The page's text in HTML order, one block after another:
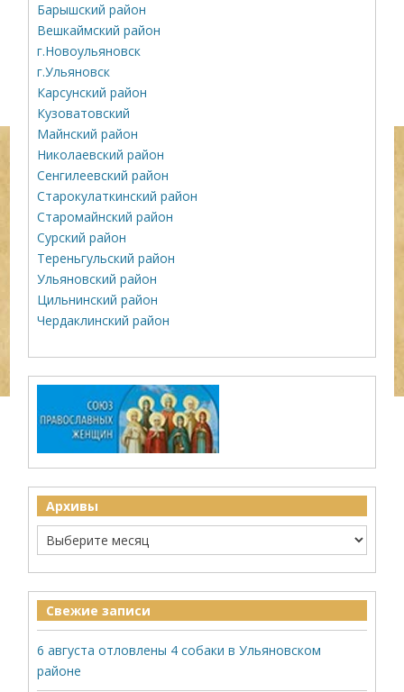
Барышский район
Вешкаймский район
г.Новоульяновск
г.Ульяновск
Карсунский район
Кузоватовский
Майнский район
Николаевский район
Сенгилеевский район
Старокулаткинский район
Старомайнский район
Сурский район
Тереньгульский район
Ульяновский район
Цильнинский район
Чердаклинский район
Архивы
Свежие записи
6 августа отловлены 4 собаки в Ульяновском
районе